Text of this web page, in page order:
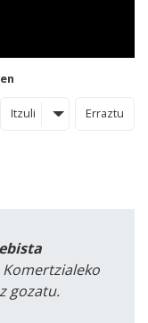
Itzuli Erraztu
Komertzialeko
gozatu.